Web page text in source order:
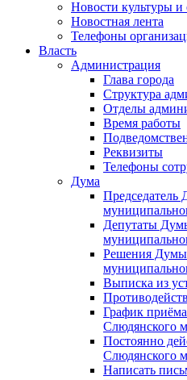
Новости культуры и
Новостная лента
Телефоны
Власть
Администрация
Глава города
Структура
Отделы
Время работы
Реквизиты
Телефоны
Дума
Депутаты
Решения
Выписка из
График
Слюдянского
Постоянно
Слюдянского
Написать